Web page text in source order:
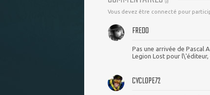
Vous devez être connecté pour
FREDO
Pas une arrivée de Pascal
Legion Lost pour
CYCLOPE72